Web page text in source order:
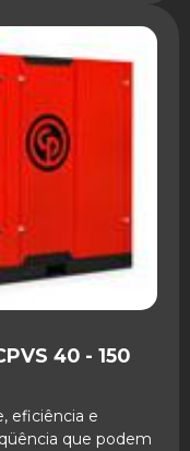
40 - 150
eficiência e
que podem